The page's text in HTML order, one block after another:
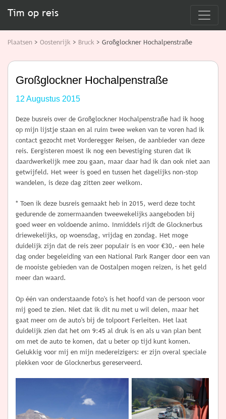
Tim op reis
Plaatsen > Oostenrijk > Bruck > Großglockner Hochalpenstraße
Großglockner Hochalpenstraße
12 Augustus 2015
Deze busreis over de Großglockner Hochalpenstraße had ik hoog
op mijn lijstje staan en al ruim twee weken van te voren had ik
contact gezocht met Vorderegger Reisen, de aanbieder van deze
reis. Eergisteren moest ik nog een bevestiging sturen dat ik
daardwerkelijk mee zou gaan, maar daar had ik dan ook niet aan
getwijfeld. Het weer is goed en tussen het dagelijks non-stop
wandelen, is deze dag zitten zeer welkom.
* Toen ik deze busreis gemaakt heb in 2015, werd deze tocht
gedurende de zomermaanden tweewekelijks aangeboden bij
goed weer en voldoende animo. Inmiddels rijdt de Glocknerbus
driewekelijks, op woensdag, vrijdag en zondag. Het moge
duidelijk zijn dat de reis zeer populair is en voor €30,- een hele
dag onder begeleiding van een National Park Ranger door een van
de mooiste gebieden van de Oostalpen mogen reizen, is het geld
meer dan waard.
Op één van onderstaande foto's is het hoofd van de persoon voor
mij goed te zien. Niet dat ik dit nu met u wil delen, maar het
gaat meer om de auto's bij de tolpoort Ferleiten. Het laat
duidelijk zien dat het om 9:45 al druk is en als u van plan bent
om met de auto te komen, dat u beter op tijd kunt komen.
Gelukkig voor mij en mijn medereizigers: er zijn overal speciale
plekken voor de Glocknerbus gereserveerd.